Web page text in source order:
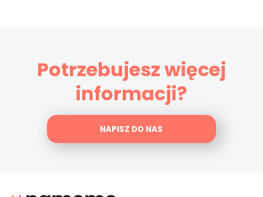
Potrzebujesz więcej
informacji?
NAPISZ DO NAS